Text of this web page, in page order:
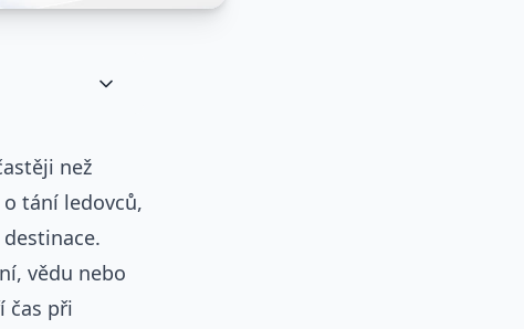
než
tání ledovců,
vědu nebo
čas při